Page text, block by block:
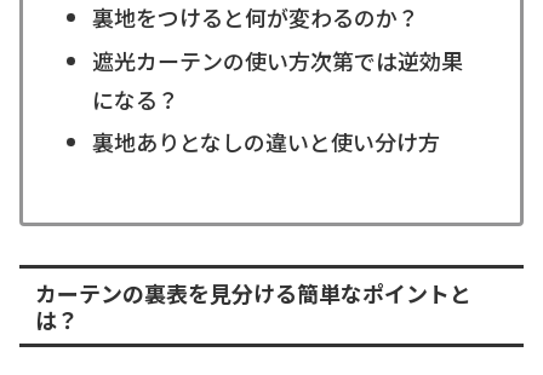
裏地をつけると何が変わるのか？
遮光カーテンの使い方次第では逆効果
になる？
裏地ありとなしの違いと使い分け方
カーテンの裏表を見分ける簡単なポイントと
は？